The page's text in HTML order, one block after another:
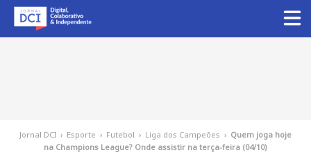
Jornal DCI › Esporte › Futebol › Liga dos Campeões › Quem joga hoje
na Champions League? Onde assistir na terça-feira (04/10)